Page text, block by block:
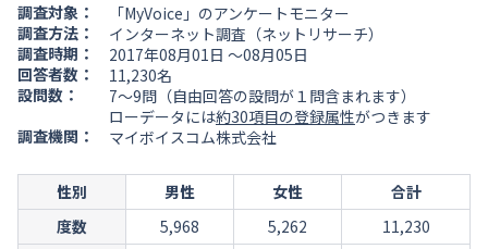
調査対象：
「MyVoice」のアンケートモニター
調査方法：
インターネット調査（ネットリサーチ）
調査時期：
2017年08月01日 ～08月05日
回答者数：
11,230名
設問数：
7～9問（自由回答の設問が１問含まれます）
ローデータには約30項目の登録属性がつきます
調査機関：
マイボイスコム株式会社
性別 男性 女性
合計
度数
5,968 5,262
11,230